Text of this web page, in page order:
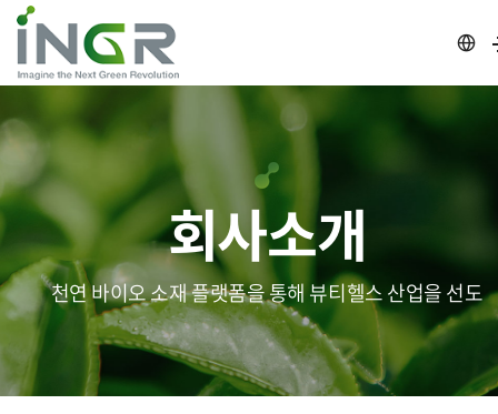
회사소개
천연 바이오 소재 플랫폼을 통해 뷰티헬스 산업을 선도